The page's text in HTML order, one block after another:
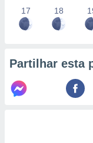
17 18
Partilhar esta